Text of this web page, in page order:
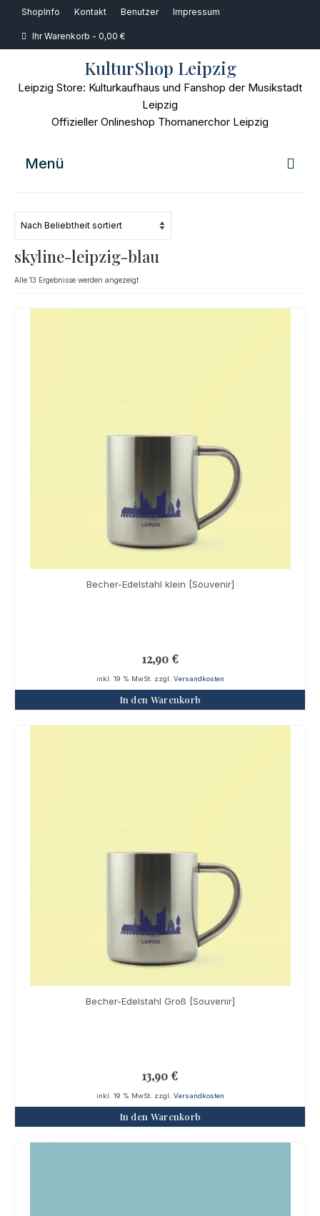
ShopInfo Kontakt Benutzer Impressum
Ihr Warenkorb - 0,00 €
KulturShop Leipzig
Leipzig Store: Kulturkaufhaus und Fanshop der Musikstadt
Leipzig
Offizieller Onlineshop Thomanerchor Leipzig
Menü
Musik
Bücher
skyline-leipzig-blau
Alle 13 Ergebnisse werden angezeigtNach
sortiert
Becher-Edelstahl klein [Souvenir]
12,90 €
inkl. 19 % MwSt. zzgl. Versandkosten
In den Warenkorb
Becher-Edelstahl Groß [Souvenir]
13,90 €
inkl. 19 % MwSt. zzgl. Versandkosten
In den Warenkorb